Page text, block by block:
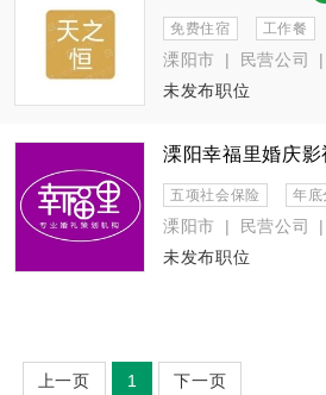
免费住宿 工作餐
溧阳市 | 民营公司 |
未发布职位
溧阳幸福里婚庆影
五项社会保险 年底
溧阳市 | 民营公司 |
未发布职位
上一页 1 下一页